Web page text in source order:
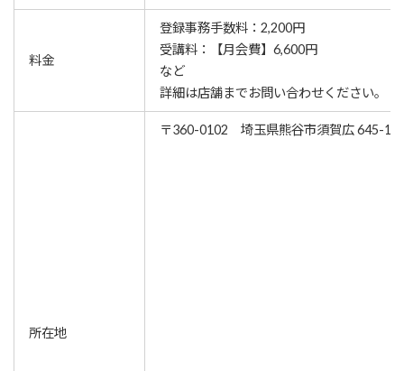
料金
登録事務手数料：2,200円
受講料：【月会費】6,600円
など
詳細は店舗までお問い合わせください。
所在地
〒360-0102 埼玉県熊谷市須賀広 645-1